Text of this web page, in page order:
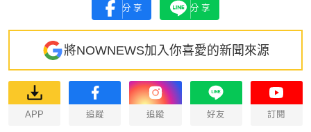
分享 分享
將NOWNEWS加入你喜愛的新聞來源
APP 追蹤 追蹤 好友 訂閱